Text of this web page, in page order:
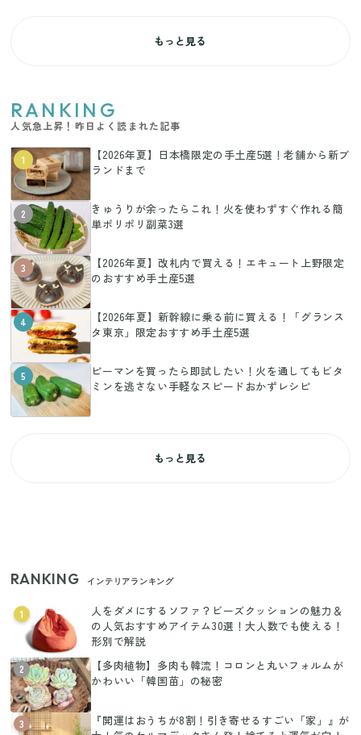
もっと見る
RANKING
人気急上昇！昨日よく読まれた記事
1
【2026年夏】日本橋限定の手土産5選！老舗から新ブ
ランドまで
2
きゅうりが余ったらこれ！火を使わずすぐ作れる簡
単ポリポリ副菜3選
3
【2026年夏】改札内で買える！エキュート上野限定
のおすすめ手土産5選
4
【2026年夏】新幹線に乗る前に買える！「グランス
タ東京」限定おすすめ手土産5選
5
ピーマンを買ったら即試したい！火を通してもビタ
ミンを逃さない手軽なスピードおかずレシピ
もっと見る
RANKING インテリアランキング
1
人をダメにするソファ？ビーズクッションの魅力＆
の人気おすすめアイテム30選！大人数でも使える！
形別で解説
2
【多肉植物】多肉も韓流！コロンと丸いフォルムが
かわいい「韓国苗」の秘密
3
『開運はおうちが8割！引き寄せるすごい「家」』が